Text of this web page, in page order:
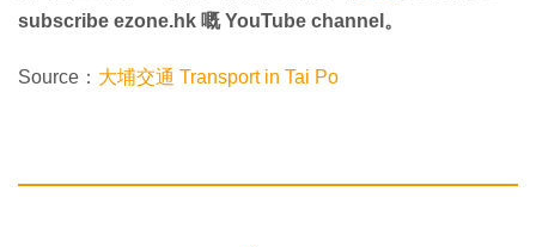
subscribe ezone.hk 嘅 YouTube channel。
Source： 大埔交通 Transport in Tai Po